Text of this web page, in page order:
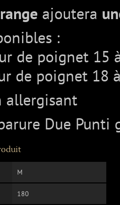
ajoutera
:
de poignet 15
de poignet 18
allergisant
Due Punti
M
180